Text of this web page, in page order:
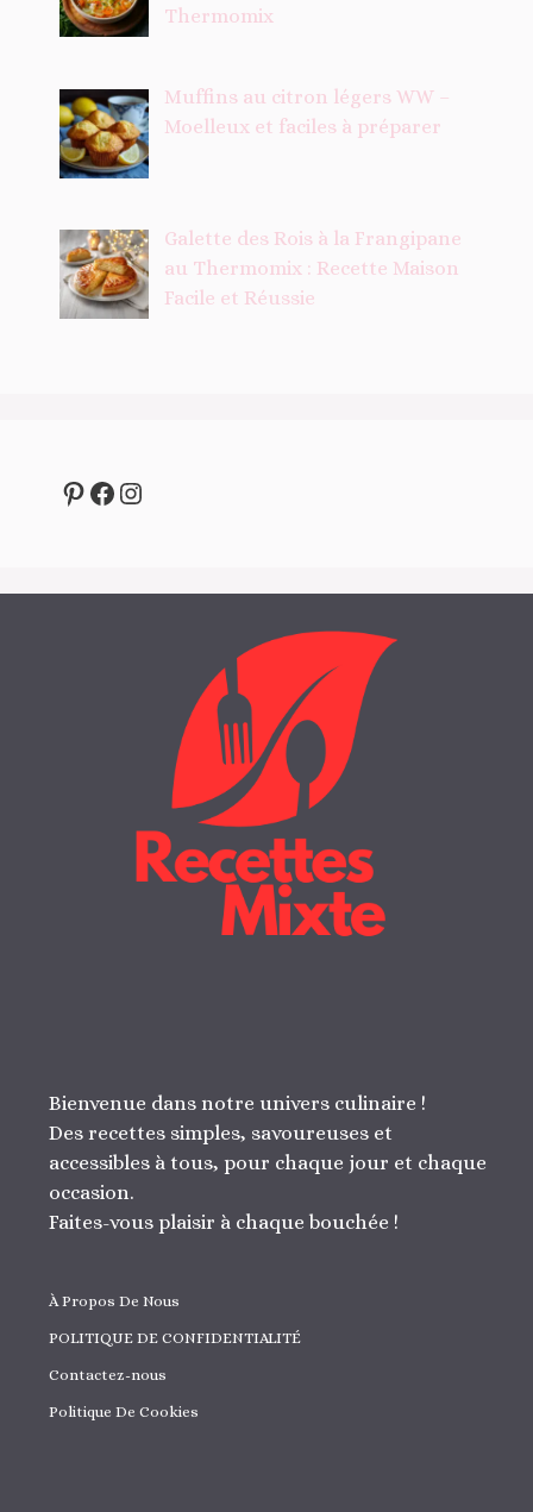
Thermomix
Muffins au citron légers WW –
Moelleux et faciles à préparer
Galette des Rois à la Frangipane
au Thermomix : Recette Maison
Facile et Réussie
Pinterest
Facebook
Instagram
Bienvenue dans notre univers culinaire !
Des recettes simples, savoureuses et
accessibles à tous, pour chaque jour et chaque
occasion.
Faites-vous plaisir à chaque bouchée !
À Propos De Nous
POLITIQUE DE CONFIDENTIALITÉ
Contactez-nous
Politique De Cookies